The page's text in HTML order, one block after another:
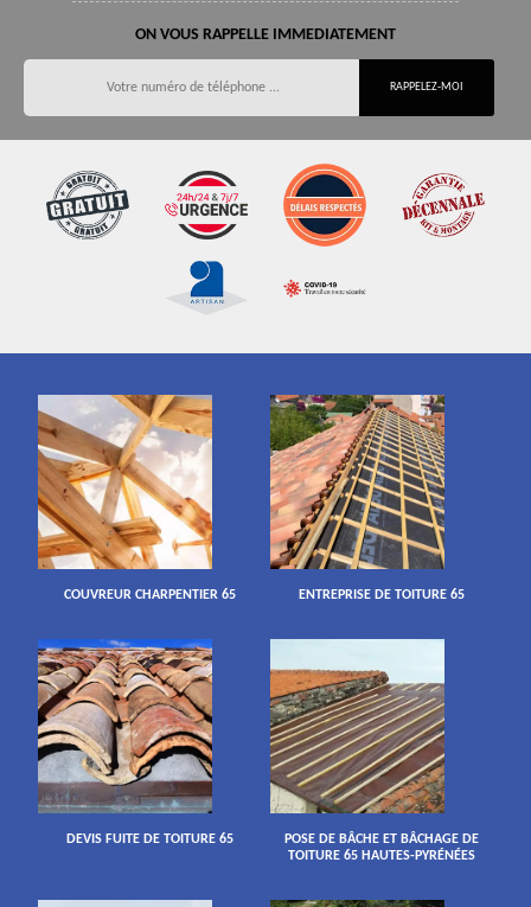
ON VOUS RAPPELLE IMMEDIATEMENT
COUVREUR CHARPENTIER 65 ENTREPRISE DE TOITURE 65
DEVIS FUITE DE TOITURE 65
POSE DE BÂCHE ET BÂCHAGE DE
TOITURE 65 HAUTES-PYRÉNÉES